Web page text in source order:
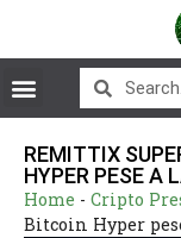
REMITTIX
HYPER PESE A
Home - Cripto
Bitcoin Hyper